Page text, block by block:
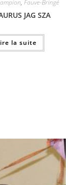
, Fauve-Bringé
JAG SZA
la suite